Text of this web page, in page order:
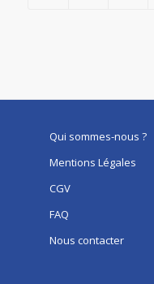
Qui sommes-nous ?
Mentions Légales
CGV
FAQ
Nous contacter